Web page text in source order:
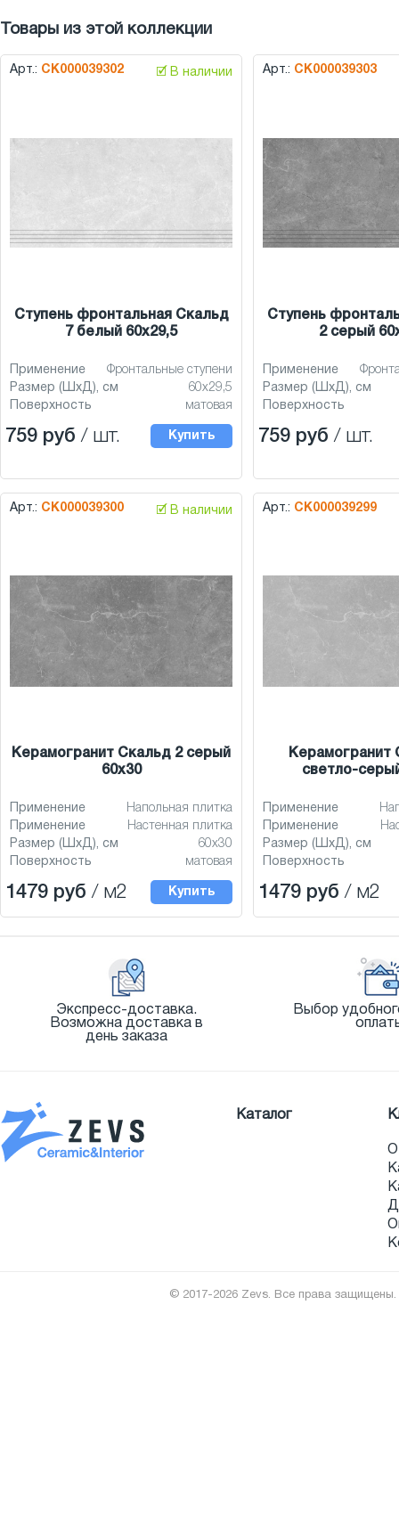
Товары из этой коллекции
Арт.: СК000039302 🗹 В наличии
Ступень фронтальная Скальд
7 белый 60x29,5
Применение
Фронтальные ступени
Размер (ШхД), см
60x29,5
Поверхность
матовая
759 руб / шт. Купить
Арт.: СК000039303
Ступень
2 серый
Применение
Размер (ШхД), см
Поверхность
759 руб / шт.
Арт.: СК000039300 🗹 В наличии
Керамогранит Скальд 2 серый
60x30
Применение
Напольная плитка
Применение
Настенная плитка
Размер (ШхД), см
60x30
Поверхность
матовая
1479 руб / м2 Купить
Арт.: СК000039299
Керамогранит
светло-
Применение
Применение
Размер (ШхД), см
Поверхность
1479 руб / м2
Экспресс-доставка.
Возможна доставка в
день заказа
Выбор
Каталог
О
© 2017-2026 Zevs. Все права